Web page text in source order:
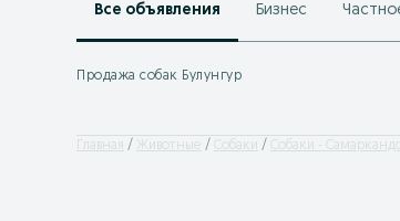
Все объявления Бизнес
Продажа собак Булунгур
Главная Животные Собаки Собаки -